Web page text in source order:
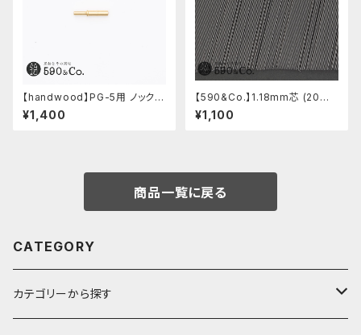
【handwood】PG-5用 ノックボ
タン (真鍮)
¥1,400
【590&Co.】1.18mm芯 (20本
入り)
¥1,100
商品一覧に戻る
CATEGORY
カテゴリーから探す